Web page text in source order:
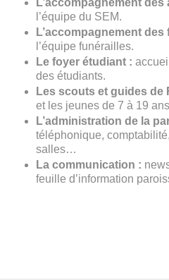
l’équipe du SEM.
L’accompagnement
l’équipe funérailles.
Le foyer étudiant :
des étudiants.
Les scouts et guides de
et les jeunes de 7 à 19
L’administration de la
téléphonique,
salles…
La communication :
feuille d’information